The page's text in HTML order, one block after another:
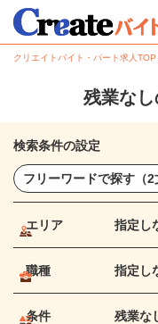
クリエイトバイト・パート求人TOP
残業な
検索条件の設定
エリア 指定し
職種 指定し
条件 残業な